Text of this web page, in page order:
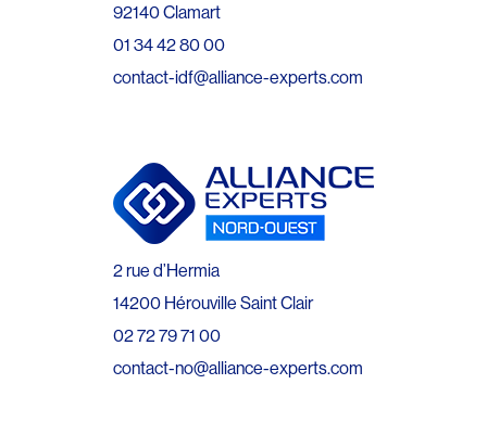
92140 Clamart
01 34 42 80 00
contact-idf@alliance-experts.com
2 rue d’Hermia
14200 Hérouville Saint Clair
02 72 79 71 00
contact-no@alliance-experts.com